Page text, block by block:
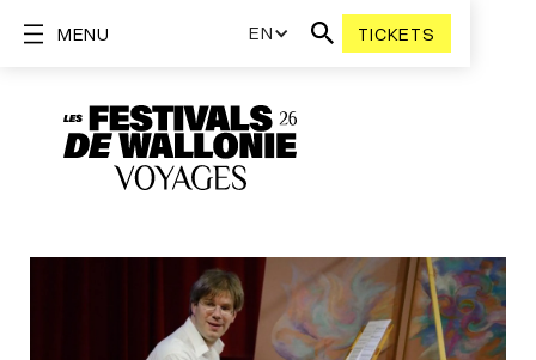
EN TICKETS
MENU